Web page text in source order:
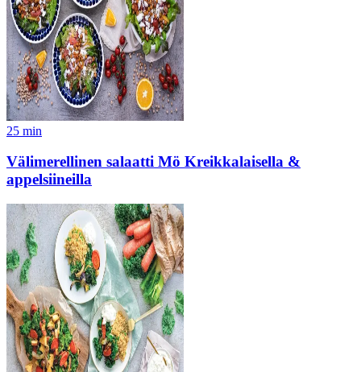
25 min
Välimerellinen salaatti Mö Kreikkalaisella &
appelsiineilla